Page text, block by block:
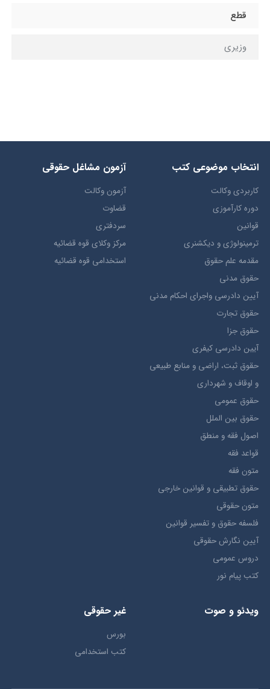
قطع
وزيري
انتخاب​ موضوعي​ کتب
کاربردی وکالت
دوره کارآموزی
قوانین
ترمينولوژي و ديکشنري
مقدمه علم حقوق
حقوق مدني
آيين دادرسي ​واجراي ​احکام ​مدني
حقوق تجارت
حقوق جزا
آيین دادرسی کیفری
حقوق ثبت، اراضي و منابع طبيعي
و اوقاف و شهرداری
حقوق عمومی
حقوق بين الملل
اصول فقه و منطق
قواعد فقه
متون فقه
حقوق تطبيقي و قوانین خارجی
متون حقوقي
فلسفه حقوق و تفسیر قوانین
آیین نگارش حقوقی
دروس عمومی
کتب پیام نور
آزمون مشاغل حقوقی
آزمون وکالت
قضاوت
سردفتری
مرکز وکلای قوه قضائیه
استخدامی قوه قضائیه
ویدئو و صوت غیر حقوقی
بورس
کتب استخدامی